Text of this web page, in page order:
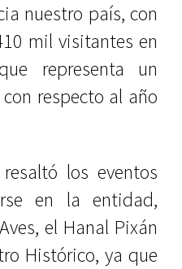
nuestro país, con
mil visitantes en
representa un
respecto al año
los eventos
en la entidad,
el Hanal Pixán
Histórico, ya que